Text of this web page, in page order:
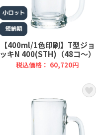
【400ml/1色印刷】T型ジョ
ッキN 400(STH)（48コ～）
税込価格： 60,720円